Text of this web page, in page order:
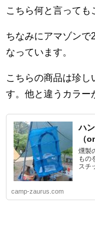
こちら何と言っても
ちなみにアマゾンで
なっています。
こちらの商品は珍
す。他と違うカラー
ハ
（
燻製
もの
スチ
camp-zaurus.com